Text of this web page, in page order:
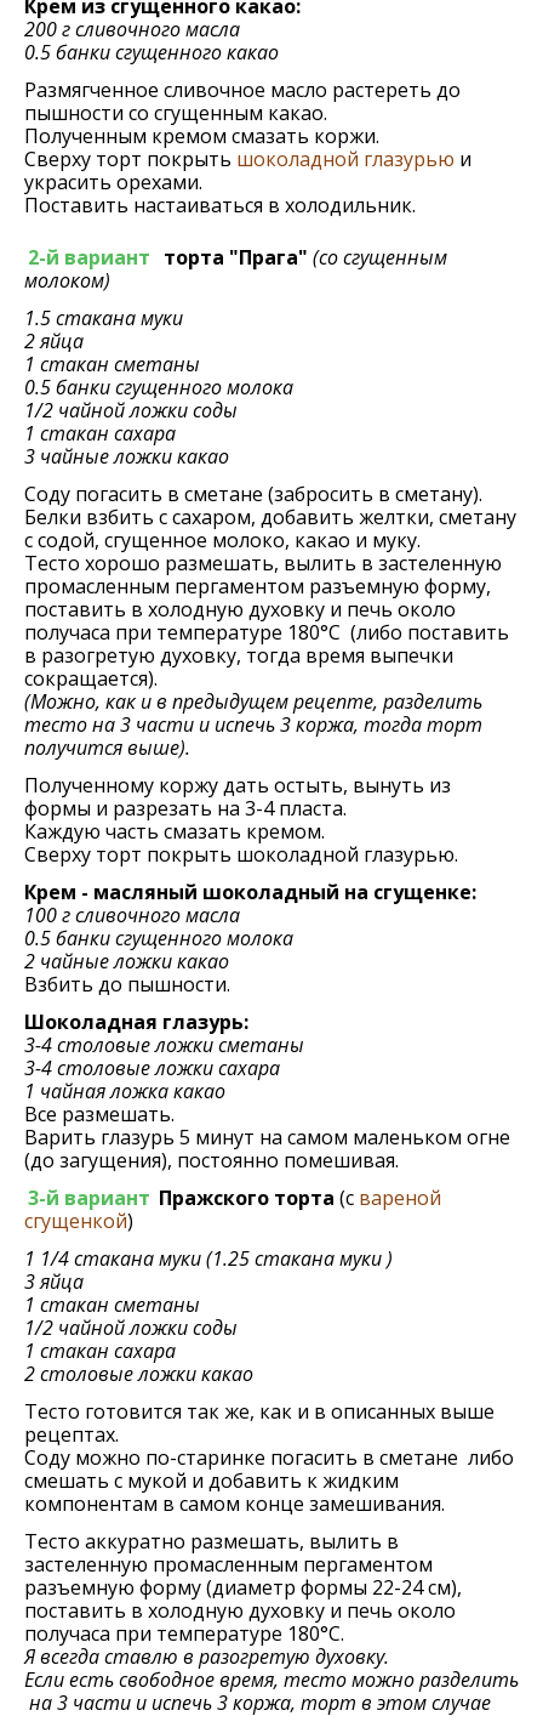
Крем из сгущенного какао:
200 г сливочного масла
0.5 банки сгущенного какао
Размягченное сливочное масло растереть до
пышности со сгущенным какао.
Полученным кремом смазать коржи.
Сверху торт покрыть шоколадной глазурью и
украсить орехами.
Поставить настаиваться в холодильник.
2-й вариант торта "Прага" (со сгущенным
молоком)
1.5 стакана муки
2 яйца
1 стакан сметаны
0.5 банки сгущенного молока
1/2 чайной ложки соды
1 стакан сахара
3 чайные ложки какао
Соду погасить в сметане (забросить в сметану).
Белки взбить с сахаром, добавить желтки, сметану
с содой, сгущенное молоко, какао и муку.
Тесто хорошо размешать, вылить в застеленную
промасленным пергаментом разъемную форму,
поставить в холодную духовку и печь около
получаса при температуре 180°C (либо поставить
в разогретую духовку, тогда время выпечки
сокращается).
(Можно, как и в предыдущем рецепте, разделить
тесто на 3 части и испечь 3 коржа, тогда торт
получится выше).
Полученному коржу дать остыть, вынуть из
формы и разрезать на 3-4 пласта.
Каждую часть смазать кремом.
Сверху торт покрыть шоколадной глазурью.
Крем - масляный шоколадный на сгущенке:
100 г сливочного масла
0.5 банки сгущенного молока
2 чайные ложки какао
Взбить до пышности.
Шоколадная глазурь:
3-4 столовые ложки сметаны
3-4 столовые ложки сахара
1 чайная ложка какао
Все размешать.
Варить глазурь 5 минут на самом маленьком огне
(до загущения), постоянно помешивая.
3-й вариант Пражского торта (с вареной
сгущенкой)
1 1/4 стакана муки (1.25 стакана муки )
3 яйца
1 стакан сметаны
1/2 чайной ложки соды
1 стакан сахара
2 столовые ложки какао
Тесто готовится так же, как и в описанных выше
рецептах.
Соду можно по-старинке погасить в сметане либо
смешать с мукой и добавить к жидким
компонентам в самом конце замешивания.
Тесто аккуратно размешать, вылить в
застеленную промасленным пергаментом
разъемную форму (диаметр формы 22-24 см),
поставить в холодную духовку и печь около
получаса при температуре 180°C.
Я всегда ставлю в разогретую духовку.
Если есть свободное время, тесто можно разделить
на 3 части и испечь 3 коржа, торт в этом случае